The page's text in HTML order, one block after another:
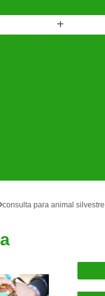
em Cães e Gatos
Santo André
de Ozonioterapia para
Médica Veterinária para
consulta para animal